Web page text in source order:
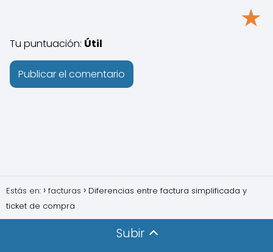
★
Tu puntuación: Útil
Estás en: facturas
Diferencias entre factura simplificada y
ticket de compra
Subir